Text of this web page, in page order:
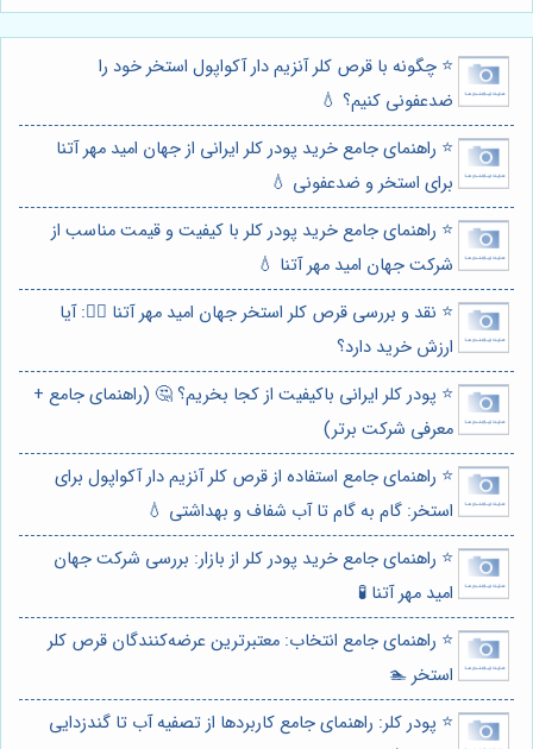
⭐️ چگونه با قرص کلر آنزیم دار آکواپول استخر خود را
ضدعفونی کنیم؟ 💧
⭐️ راهنمای جامع خرید پودر کلر ایرانی از جهان امید مهر آتنا
برای استخر و ضدعفونی 💧
⭐️ راهنمای جامع خرید پودر کلر با کیفیت و قیمت مناسب از
شرکت جهان امید مهر آتنا 💧
⭐️ نقد و بررسی قرص کلر استخر جهان امید مهر آتنا 🏊‍♂️: آیا
ارزش خرید دارد؟
⭐️ پودر کلر ایرانی باکیفیت از کجا بخریم؟ 🤔 (راهنمای جامع +
معرفی شرکت برتر)
⭐️ راهنمای جامع استفاده از قرص کلر آنزیم دار آکواپول برای
استخر: گام به گام تا آب شفاف و بهداشتی 💧
⭐️ راهنمای جامع خرید پودر کلر از بازار: بررسی شرکت جهان
امید مهر آتنا 🧪
⭐️ راهنمای جامع انتخاب: معتبرترین عرضه‌کنندگان قرص کلر
استخر 🏊
⭐️ پودر کلر: راهنمای جامع کاربردها از تصفیه آب تا گندزدایی